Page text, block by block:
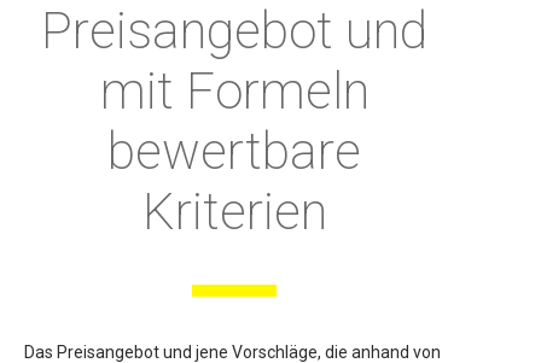
Preisangebot und
mit Formeln
bewertbare
Kriterien
Das Preisangebot und jene Vorschläge, die anhand von